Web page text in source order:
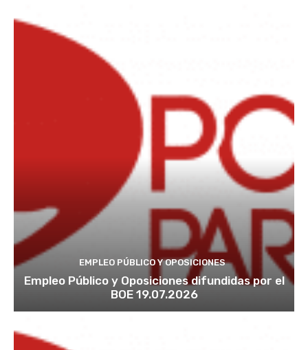
EMPLEO PÚBLICO Y OPOSICIONES
Empleo Público y Oposiciones difundidas por el
BOE 19.07.2026